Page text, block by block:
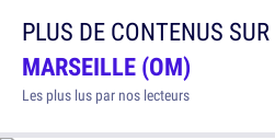
PLUS DE CONTENUS SUR
MARSEILLE (OM)
Les plus lus par nos lecteurs